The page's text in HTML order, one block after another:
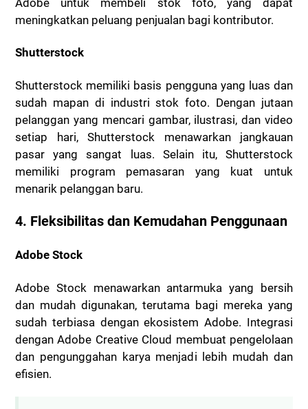
meningkatkan peluang penjualan bagi kontributor.
Shutterstock
Shutterstock memiliki basis pengguna yang luas dan
sudah mapan di industri stok foto. Dengan jutaan
pelanggan yang mencari gambar, ilustrasi, dan video
setiap hari, Shutterstock menawarkan jangkauan
pasar yang sangat luas. Selain itu, Shutterstock
memiliki program pemasaran yang kuat untuk
menarik pelanggan baru.
4. Fleksibilitas dan Kemudahan Penggunaan
Adobe Stock
Adobe Stock menawarkan antarmuka yang bersih
dan mudah digunakan, terutama bagi mereka yang
sudah terbiasa dengan ekosistem Adobe. Integrasi
dengan Adobe Creative Cloud membuat pengelolaan
dan pengunggahan karya menjadi lebih mudah dan
efisien.